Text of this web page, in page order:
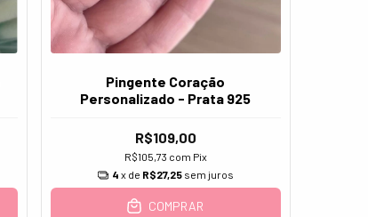
Pingente Coração
Personalizado - Prata 925
R$109,00
R$105,73 com Pix
4 x de R$27,25 sem juros
COMPRAR